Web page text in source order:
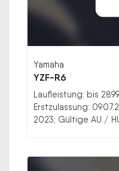
Yamaha
YZF-R6
Laufleistung: bis
Erstzulassung:
2023; Gültige AU /